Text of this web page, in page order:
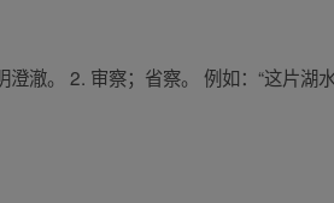
澈。 2. 审察；省察。 例如：“这片湖